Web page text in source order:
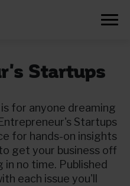
Startups
for anyone dreaming
Startups
for hands-on insights
get your business off
no time. Published
each issue you'll